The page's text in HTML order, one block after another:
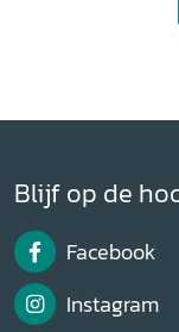
Blijf op de
Facebook
Instagram